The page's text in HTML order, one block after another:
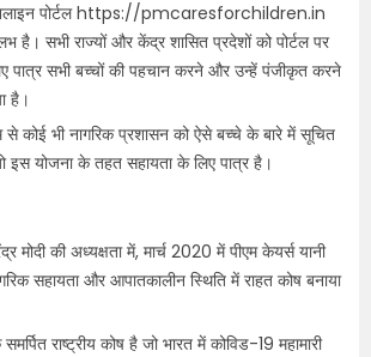
पोर्टल https://pmcaresforchildren.in
है। सभी राज्यों और केंद्र शासित प्रदेशों को पोर्टल पर
पात्र सभी बच्चों की पहचान करने और उन्हें पंजीकृत करने
है।
से कोई भी नागरिक प्रशासन को ऐसे बच्चे के बारे में सूचित
इस योजना के तहत सहायता के लिए पात्र है।
मोदी की अध्यक्षता में, मार्च 2020 में पीएम केयर्स यानी
सहायता और आपातकालीन स्थिति में राहत कोष बनाया
राष्ट्रीय कोष है जो भारत में कोविड-19 महामारी